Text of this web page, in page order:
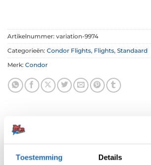
Toestemming Details
Artikelnummer: variation-9974
Categorieën: Condor Flights, Flights, Standaard
Merk: Condor
BESCHRIJVING